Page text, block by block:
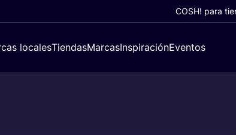
COSH! para
localesTiendasMarcasInspiraciónEventos